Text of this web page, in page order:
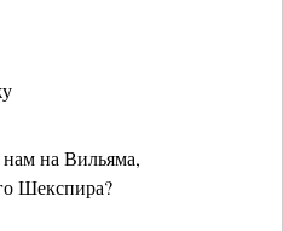
на Вильяма,
Шекспира?